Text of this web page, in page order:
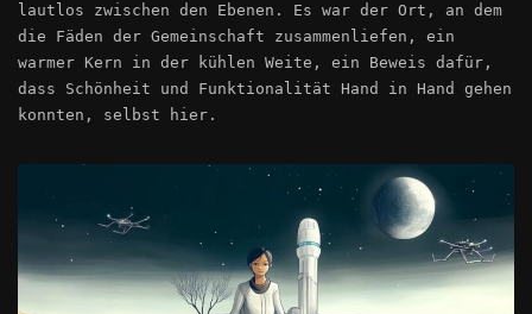
lautlos zwischen den Ebenen. Es war der Ort, an dem
die Fäden der Gemeinschaft zusammenliefen, ein
warmer Kern in der kühlen Weite, ein Beweis dafür,
dass Schönheit und Funktionalität Hand in Hand gehen
konnten, selbst hier.